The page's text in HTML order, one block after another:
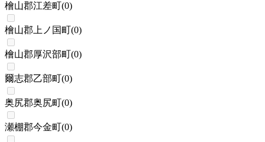
檜山郡江差町(0)
檜山郡上ノ国町(0)
檜山郡厚沢部町(0)
爾志郡乙部町(0)
奥尻郡奥尻町(0)
瀬棚郡今金町(0)